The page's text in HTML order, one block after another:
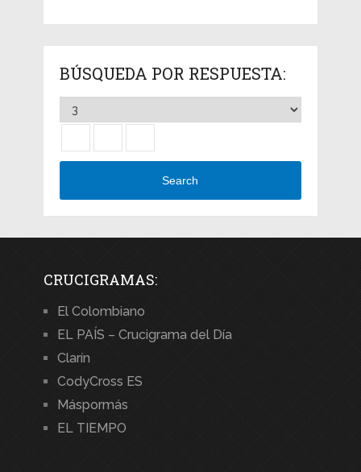
BÚSQUEDA POR RESPUESTA:
Search
CRUCIGRAMAS:
El Colombiano
EL PAÍS – Crucigrama del Día
Clarín
CodyCross ES
Máspormás
EL TIEMPO